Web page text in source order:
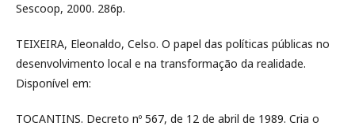
Sescoop, 2000. 286p.
TEIXEIRA, Eleonaldo, Celso. O papel das políticas públicas no
desenvolvimento local e na transformação da realidade.
Disponível em:
TOCANTINS. Decreto nº 567, de 12 de abril de 1989. Cria o